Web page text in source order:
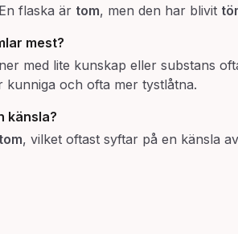
flaska är tom, men den har blivit
mest?
med lite kunskap eller substans
kunniga och ofta mer tystlåtna.
känsla?
tom, vilket oftast syftar på en känsla